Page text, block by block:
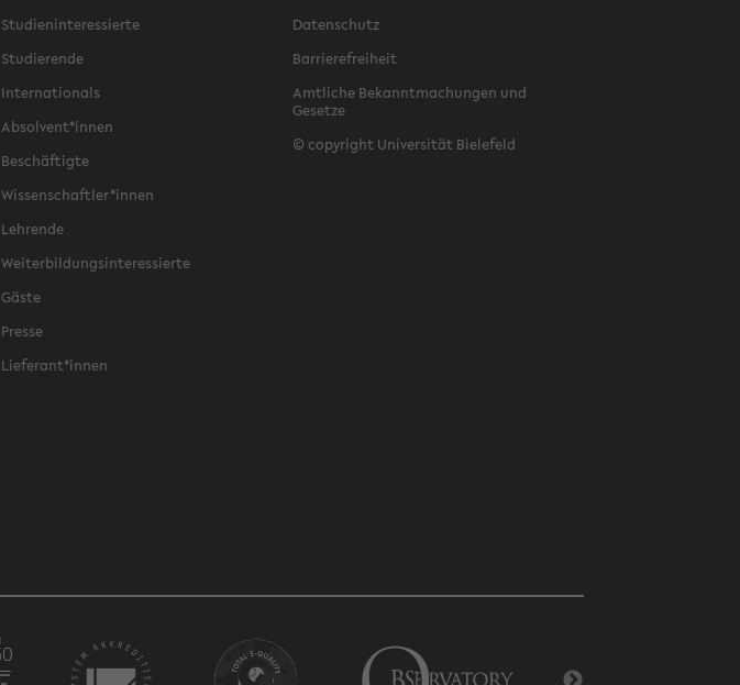
Studieninteressierte
Studierende
Internationals
Absolvent*innen
Beschäftigte
Wissenschaftler*innen
Lehrende
Weiterbildungsinteressierte
Gäste
Presse
Lieferant*innen
Datenschutz
Barrierefreiheit
Amtliche Bekanntmachungen und
Gesetze
© copyright Universität Bielefeld